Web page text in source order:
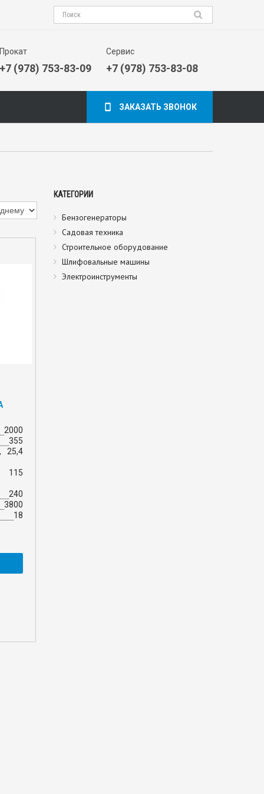
Прокат
+7 (978) 753-83-09
Сервис
+7 (978) 753-83-08
ЗАКАЗАТЬ ЗВОНОК
2000
355
25,4
115
240
3800
18
КАТЕГОРИИ
Бензогенераторы
Садовая техника
Строительное оборудование
Шлифовальные машины
Электроинструменты